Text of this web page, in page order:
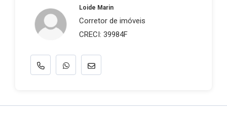
Loide Marin
Corretor de imóveis
CRECI: 39984F